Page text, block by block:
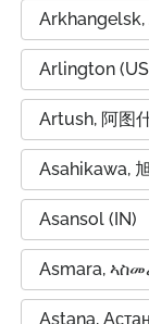
Arkhangelsk,
Arlington
Artush, 阿图
Asahikawa,
Asansol (IN)
Astana,